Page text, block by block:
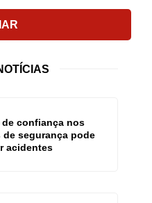
de confiança nos
de segurança pode
acidentes